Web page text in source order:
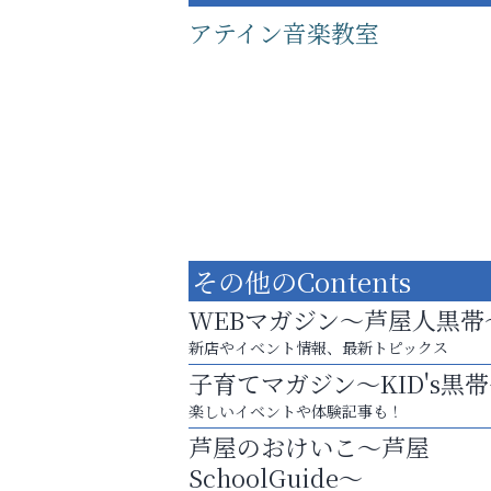
アテイン音楽教室
あなたらしく奏でる、音楽の時間
Y-SPIRAL（ワイスパイラ
その他のContents
WEBマガジン～芦屋人黒帯
新店やイベント情報、最新トピックス
子育てマガジン～KID's黒
楽しいイベントや体験記事も！
芦屋のおけいこ～芦屋
SchoolGuide～